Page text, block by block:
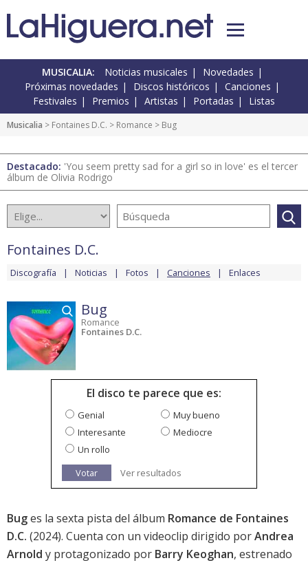
MUSICALIA: Noticias musicales
Novedades
Próximas novedades
Discos históricos
Canciones
Festivales
Premios Artistas Portadas Listas
Musicalia > Fontaines D.C. > Romance > Bug
Destacado: 'You seem pretty sad for a girl so in love' es el tercer
álbum de Olivia Rodrigo
Fontaines D.C.
Discografía Noticias Fotos Canciones Enlaces
Bug
Romance
Fontaines D.C.
El disco te parece que es:
Genial
Muy bueno
Interesante
Mediocre
Un rollo
Votar
Ver resultados
Buges la sexta pista del álbum Romance de Fontaines
D.C. (2024). Cuenta con un videoclip dirigido porAndrea
Arnold y protagonizado por Barry Keoghan, estrenado